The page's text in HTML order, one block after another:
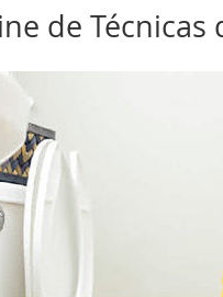
de Técnicas